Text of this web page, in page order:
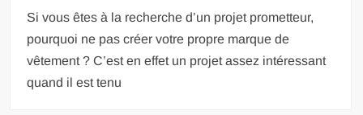
Si vous êtes à la recherche d’un projet prometteur,
pourquoi ne pas créer votre propre marque de
vêtement ? C’est en effet un projet assez intéressant
quand il est tenu